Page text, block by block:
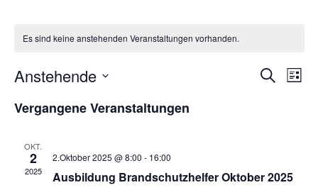
Es sind keine anstehenden Veranstaltungen vorhanden.
SucheListe
Anstehende
wählen.
Vergangene Veranstaltungen
OKT.
2
2025
2.Oktober 2025 @ 8:00 - 16:00
Ausbildung Brandschutzhelfer Oktober 2025